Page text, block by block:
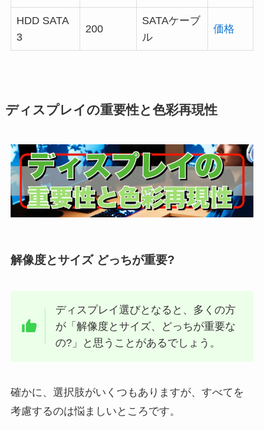
HDD SATA
3
200
SATAケーブ
ル
価格
ディスプレイの重要性と色彩再現性
解像度とサイズ どっちが重要?
ディスプレイ選びとなると、多くの方
が「解像度とサイズ、どっちが重要な
の?」と思うことがあるでしょう。
確かに、選択肢がいくつもありますが、すべてを
考慮するのは悩ましいところです。